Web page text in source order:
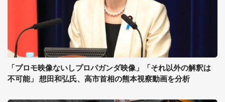
「プロモ映像ないしプロパガンダ映像」「それ以外の解釈は
不可能」 想田和弘氏、高市首相の熊本視察動画を分析